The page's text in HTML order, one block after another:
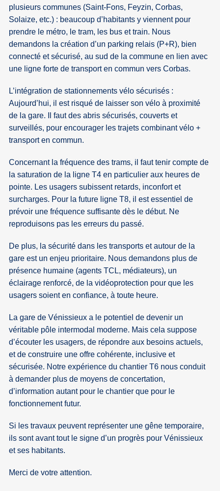
plusieurs communes (Saint-Fons, Feyzin, Corbas,
Solaize, etc.) : beaucoup d’habitants y viennent pour
prendre le métro, le tram, les bus et train. Nous
demandons la création d’un parking relais (P+R), bien
connecté et sécurisé, au sud de la commune en lien avec
une ligne forte de transport en commun vers Corbas.
L’intégration de stationnements vélo sécurisés :
Aujourd’hui, il est risqué de laisser son vélo à proximité
de la gare. Il faut des abris sécurisés, couverts et
surveillés, pour encourager les trajets combinant vélo +
transport en commun.
Concernant la fréquence des trams, il faut tenir compte de
la saturation de la ligne T4 en particulier aux heures de
pointe. Les usagers subissent retards, inconfort et
surcharges. Pour la future ligne T8, il est essentiel de
prévoir une fréquence suffisante dès le début. Ne
reproduisons pas les erreurs du passé.
De plus, la sécurité dans les transports et autour de la
gare est un enjeu prioritaire. Nous demandons plus de
présence humaine (agents TCL, médiateurs), un
éclairage renforcé, de la vidéoprotection pour que les
usagers soient en confiance, à toute heure.
La gare de Vénissieux a le potentiel de devenir un
véritable pôle intermodal moderne. Mais cela suppose
d’écouter les usagers, de répondre aux besoins actuels,
et de construire une offre cohérente, inclusive et
sécurisée. Notre expérience du chantier T6 nous conduit
à demander plus de moyens de concertation,
d’information autant pour le chantier que pour le
fonctionnement futur.
Si les travaux peuvent représenter une gêne temporaire,
ils sont avant tout le signe d’un progrès pour Vénissieux
et ses habitants.
Merci de votre attention.